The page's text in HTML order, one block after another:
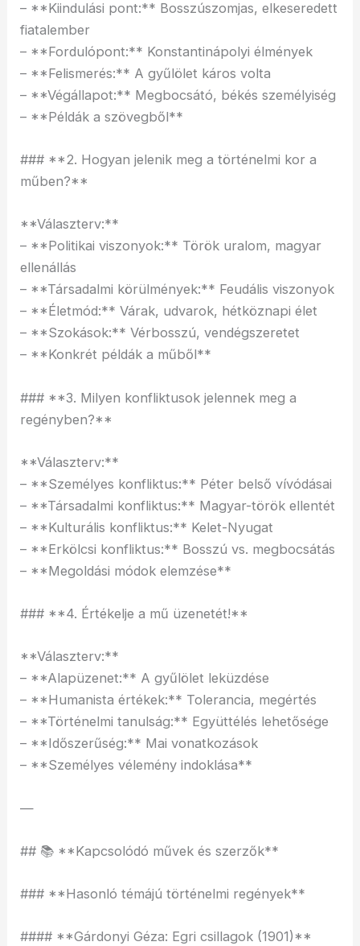
– **Kiindulási pont:** Bosszúszomjas, elkeseredett
fiatalember
– **Fordulópont:** Konstantinápolyi élmények
– **Felismerés:** A gyűlölet káros volta
– **Végállapot:** Megbocsátó, békés személyiség
– **Példák a szövegből**
### **2. Hogyan jelenik meg a történelmi kor a
műben?**
**Választerv:**
– **Politikai viszonyok:** Török uralom, magyar
ellenállás
– **Társadalmi körülmények:** Feudális viszonyok
– **Életmód:** Várak, udvarok, hétköznapi élet
– **Szokások:** Vérbosszú, vendégszeretet
– **Konkrét példák a műből**
### **3. Milyen konfliktusok jelennek meg a
regényben?**
**Választerv:**
– **Személyes konfliktus:** Péter belső vívódásai
– **Társadalmi konfliktus:** Magyar-török ellentét
– **Kulturális konfliktus:** Kelet-Nyugat
– **Erkölcsi konfliktus:** Bosszú vs. megbocsátás
– **Megoldási módok elemzése**
### **4. Értékelje a mű üzenetét!**
**Választerv:**
– **Alapüzenet:** A gyűlölet leküzdése
– **Humanista értékek:** Tolerancia, megértés
– **Történelmi tanulság:** Együttélés lehetősége
– **Időszerűség:** Mai vonatkozások
– **Személyes vélemény indoklása**
—
## 📚 **Kapcsolódó művek és szerzők**
### **Hasonló témájú történelmi regények**
#### **Gárdonyi Géza: Egri csillagok (1901)**